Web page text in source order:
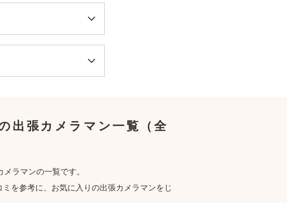
出張カメラマン一覧
（全
ラマンの一覧です。
を参考に、お気に入りの出張カメラマンをじ